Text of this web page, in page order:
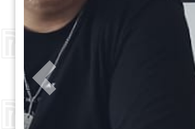
Previous